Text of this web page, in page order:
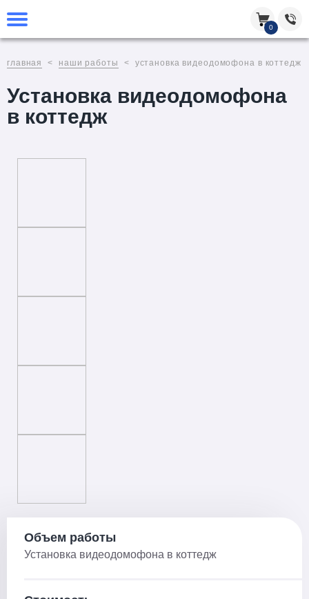
0
главная наши работы установка видеодомофона в коттедж
Установка видеодомофона
в коттедж
Объем работы
Установка видеодомофона в коттедж